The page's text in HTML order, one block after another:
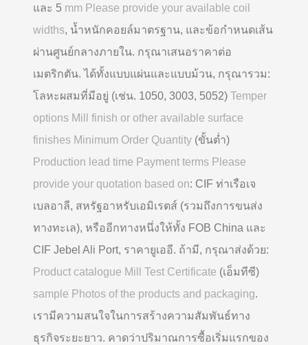
และ 5 mm Please provide your available coil
widths, น้ำหนักคอยล์มาตรฐาน, และข้อกำหนดเส้น
ผ่านศูนย์กลางภายใน. กรุณาเสนอราคาต่อ
เมตริกตัน. ได้ทั้งแบบแผ่นและแบบม้วน, กรุณารวม:
โลหะผสมที่มีอยู่ (เช่น. 1050, 3003, 5052) Temper
options Mill finish or other available surface
finishes Minimum Order Quantity (ขั้นต่ำ)
Production lead time Payment terms Please
provide your quotation based on: CIF ท่าเรือเจ
เบลอาลี, สหรัฐอาหรับเอมิเรตส์ (รวมถึงการขนส่ง
ทางทะเล), หรืออีกทางหนึ่งให้ทั้ง FOB China และ
CIF Jebel Ali Port, ราคายูเออี. ถ้ามี, กรุณาส่งด้วย:
Product catalogue Mill Test Certificate (เอ็มทีซี)
sample Photos of the products and packaging.
เรามีความสนใจในการสร้างความสัมพันธ์ทาง
ธุรกิจระยะยาว. คาดว่าปริมาณการซื้อเริ่มแรกของ